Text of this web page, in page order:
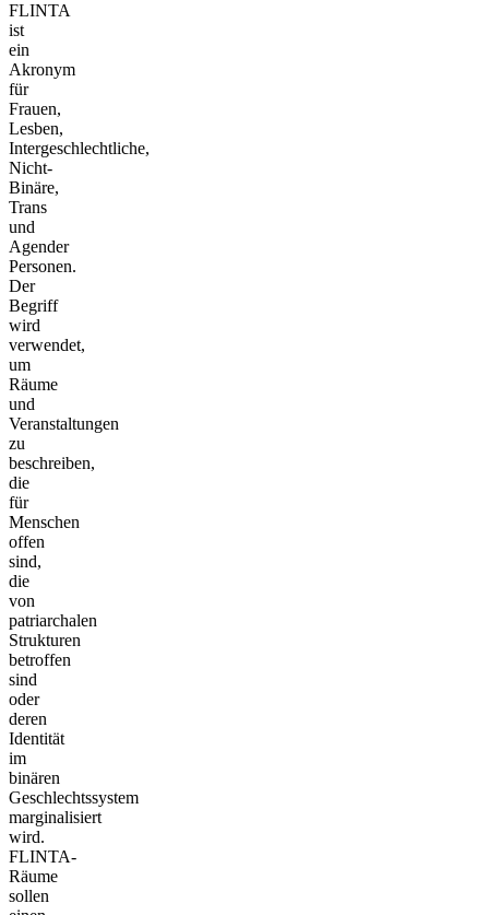
FLINTA
ist
ein
Akronym
für
Frauen,
Lesben,
Intergeschlechtliche,
Nicht-
Binäre,
Trans
und
Agender
Personen.
Der
Begriff
wird
verwendet,
um
Räume
und
Veranstaltungen
zu
beschreiben,
die
für
Menschen
offen
sind,
die
von
patriarchalen
Strukturen
betroffen
sind
oder
deren
Identität
im
binären
Geschlechtssystem
marginalisiert
wird.
FLINTA-
Räume
sollen